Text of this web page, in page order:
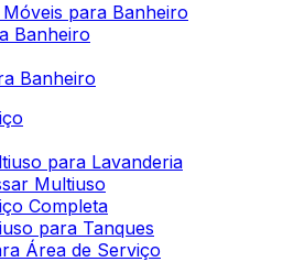
para Banheiro
Banheiro
Banheiro
para Lavanderia
Multiuso
Completa
para Tanques
Área de Serviço